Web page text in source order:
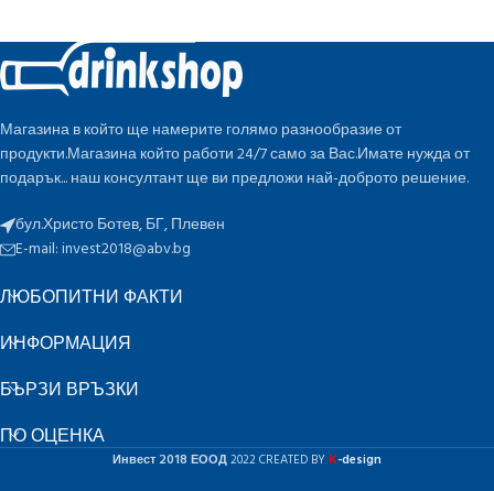
Магазина в който ще намерите голямо разнообразие от
продукти.Магазина който работи 24/7 само за Вас.Имате нужда от
подарък... наш консултант ще ви предложи най-доброто решение.
бул.Христо Ботев, БГ, Плевен
E-mail:invest2018@abv.bg
ЛЮБОПИТНИ ФАКТИ
ИНФОРМАЦИЯ
БЪРЗИ ВРЪЗКИ
ПО ОЦЕНКА
Инвест 2018 ЕООД2022 CREATED BY K-design